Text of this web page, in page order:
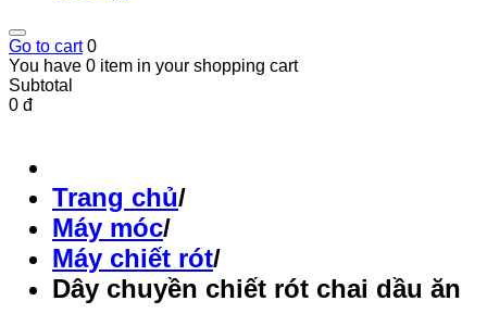
Go to cart 0
You have 0 item in your shopping cart
Subtotal
0 đ
Trang chủ/
Máy móc/
Máy chiết rót/
Dây chuyền chiết rót chai dầu ăn